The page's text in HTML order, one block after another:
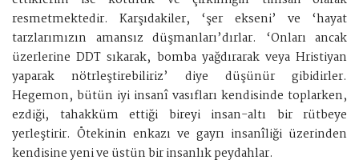
resmetmektedir. Karşıdakiler, ‘şer ekseni’ ve ‘hayat
tarzlarımızın amansız düşmanları’dırlar. ‘Onları ancak
üzerlerine DDT sıkarak, bomba yağdırarak veya Hristiyan
yaparak nötrleştirebiliriz’ diye düşünür gibidirler.
Hegemon, bütün iyi insanî vasıfları kendisinde toplarken,
ezdiği, tahakküm ettiği bireyi insan-altı bir rütbeye
yerleştirir. Ötekinin enkazı ve gayrı insanîliği üzerinden
kendisine yeni ve üstün bir insanlık peydahlar.